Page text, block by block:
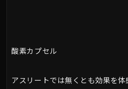
酸素カプセル
アスリートでは無くとも効果を